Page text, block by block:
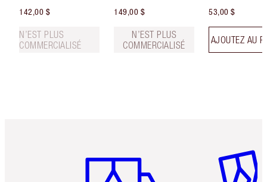
142,00 $
N’EST PLUS
COMMERCIALISÉ
149,00 $
N’EST PLUS
COMMERCIALISÉ
53,00 $
AJOUTEZ AU